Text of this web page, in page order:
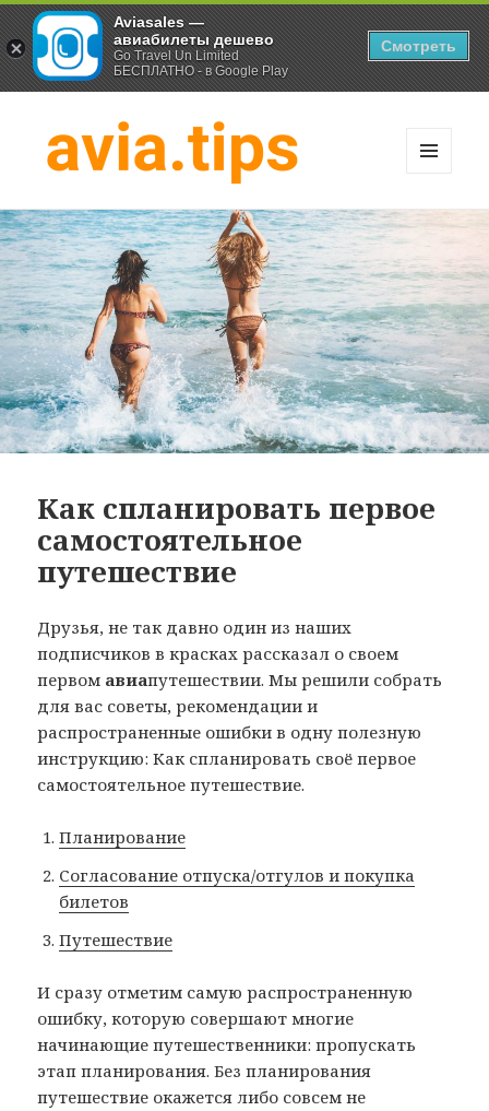
Хитрости экономных
путешественников
Как спланировать первое
самостоятельное
путешествие
Друзья, не так давно один из наших
подписчиков в красках рассказал о своем
первом авиапутешествии. Мы решили собрать
для вас советы, рекомендации и
распространенные ошибки в одну полезную
инструкцию: Как спланировать своё первое
самостоятельное путешествие.
Планирование
Согласование отпуска/отгулов и покупка
билетов
Путешествие
И сразу отметим самую распространенную
ошибку, которую совершают многие
начинающие путешественники: пропускать
этап планирования. Без планирования
путешествие окажется либо совсем не
Aviasales —
авиабилеты дешево
Go Travel Un Limited
БЕСПЛАТНО - в Google Play
Смотреть